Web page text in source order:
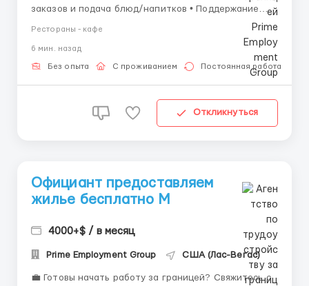
заказов и подача блюд/напитков • Поддержание
чистоты и сервиса на уровне • Консультации по
меню, рекомендация блюд • Работа на банкетах,
ужинах, тематических вечерах • Взаимодействие с
баром и кухней • У...
Рестораны - кафе
6 мин. назад
Без опыта С проживанием Постоянная работа
Откликнуться
Официант предоставляем
жилье бесплатно M
4000+$ / в месяц
Prime Employment Group США (Лас-Вегас)
💼 Готовы начать работу за границей? Свяжитесь с